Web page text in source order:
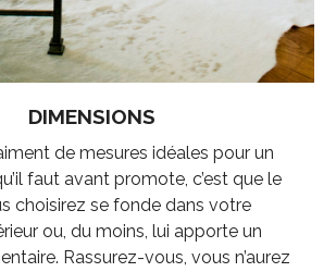
DIMENSIONS
de mesures idéales pour un
faut avant promote, c’est que le
choisirez se fonde dans votre
ou, du moins, lui apporte un
Rassurez-vous, vous n’aurez